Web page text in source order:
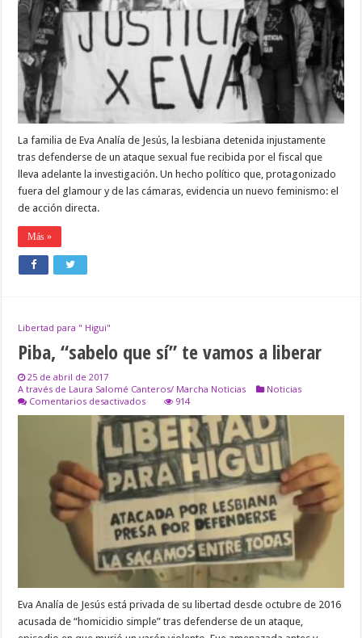
enfurecido
que
comienza
a
hacer
temblar!
La familia de Eva Analía de Jesús, la lesbiana detenida injustamente
tras defenderse de un ataque sexual fue recibida por el fiscal que
lleva adelante la investigación. Un hecho político que, protagonizado
fuera del glamour y de las cámaras, evidencia un nuevo feminismo: el
de acción directa.
Más »
Libertad para " Higui"
Piba, “sabelo que sí” te vamos a liberar
25 de abril de 2017
A través de Laura Salomé Canteros/ Marcha Noticias
Noticias
Comentarios desactivadosen
“sabelo
que
sí”
te
vamos
a
liberar
914
Eva Analía de Jesús está privada de su libertad desde octubre de 2016
acusada de “homicidio simple” tras defenderse de un ataque,